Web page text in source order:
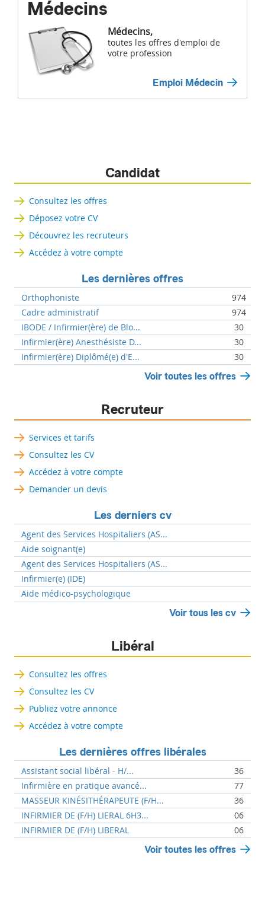
Médecins
Médecins,
toutes les offres d'emploi de
votre profession
Emploi Médecin
Candidat
Consultez les offres
Déposez votre CV
Découvrez les recruteurs
Accédez à votre compte
Les dernières offres
Orthophoniste
974
Cadre administratif
974
IBODE / Infirmier(ère) de Blo...
30
Infirmier(ère) Anesthésiste D...
30
Infirmier(ère) Diplômé(e) d'E...
30
Voir toutes les offres
Recruteur
Services et tarifs
Consultez les CV
Accédez à votre compte
Demander un devis
Les derniers cv
Agent des Services Hospitaliers (AS...
Aide soignant(e)
Agent des Services Hospitaliers (AS...
Infirmier(e) (IDE)
Aide médico-psychologique
Voir tous les cv
Libéral
Consultez les offres
Consultez les CV
Publiez votre annonce
Accédez à votre compte
Les dernières offres libérales
Assistant social libéral - H/...
36
Infirmière en pratique avancé...
77
MASSEUR KINÉSITHÉRAPEUTE (F/H...
36
INFIRMIER DE (F/H) LIERAL 6H3...
06
INFIRMIER DE (F/H) LIBERAL
06
Voir toutes les offres